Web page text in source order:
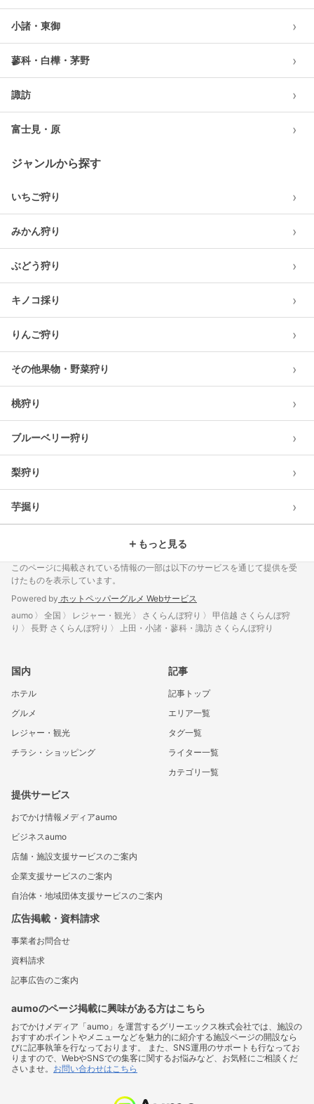
小諸・東御 ›
蓼科・白樺・茅野 ›
諏訪 ›
富士見・原 ›
ジャンルから探す
いちご狩り ›
みかん狩り ›
ぶどう狩り ›
キノコ採り ›
りんご狩り ›
その他果物・野菜狩り ›
桃狩り ›
ブルーベリー狩り ›
梨狩り ›
芋掘り ›
＋ もっと見る
このページに掲載されている情報の一部は以下のサービスを通じて提供を受
けたものを表示しています。
Powered by ホットペッパーグルメ Webサービス
aumo
全国 レジャー・観光 さくらんぼ狩り
甲信越 さくらんぼ狩
り
長野 さくらんぼ狩り 上田・小諸・蓼科・諏訪 さくらんぼ狩り
国内
ホテル
グルメ
レジャー・観光
チラシ・ショッピング
記事
記事トップ
エリア一覧
タグ一覧
ライター一覧
カテゴリ一覧
提供サービス
おでかけ情報メディアaumo
ビジネスaumo
店舗・施設支援サービスのご案内
企業支援サービスのご案内
自治体・地域団体支援サービスのご案内
広告掲載・資料請求
事業者お問合せ
資料請求
記事広告のご案内
aumoのページ掲載に興味がある方はこちら
おでかけメディア「aumo」を運営するグリーエックス株式会社では、施設の
おすすめポイントやメニューなどを魅力的に紹介する施設ページの開設なら
びに記事執筆を行なっております。 また、SNS運用のサポートも行なってお
りますので、WebやSNSでの集客に関するお悩みなど、お気軽にご相談くだ
さいませ。 お問い合わせはこちら